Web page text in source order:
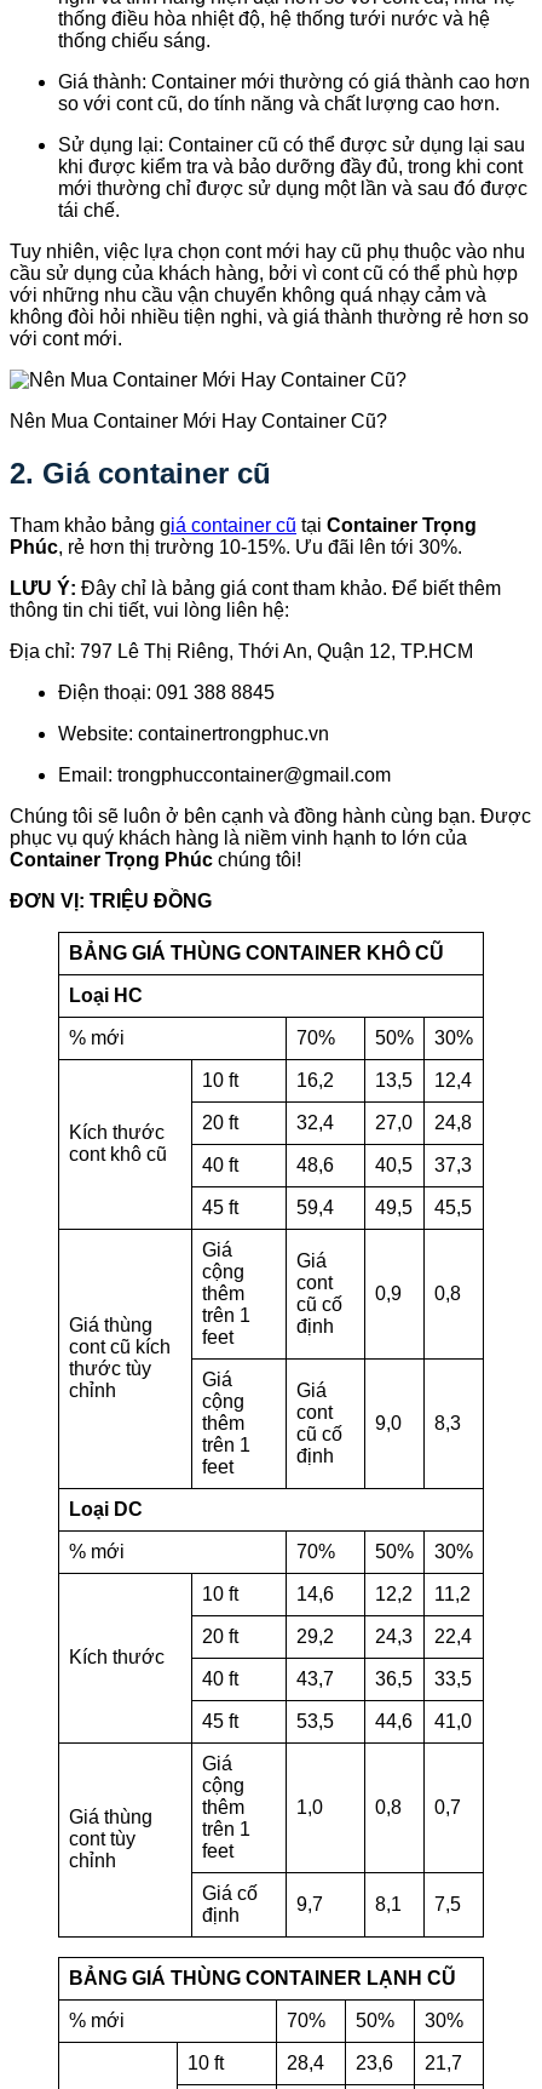
thống điều hòa nhiệt độ, hệ thống tưới nước và hệ
thống chiếu sáng.
Giá thành: Container mới thường có giá thành cao hơn
so với cont cũ, do tính năng và chất lượng cao hơn.
Sử dụng lại: Container cũ có thể được sử dụng lại sau
khi được kiểm tra và bảo dưỡng đầy đủ, trong khi cont
mới thường chỉ được sử dụng một lần và sau đó được
tái chế.
Tuy nhiên, việc lựa chọn cont mới hay cũ phụ thuộc vào nhu
cầu sử dụng của khách hàng, bởi vì cont cũ có thể phù hợp
với những nhu cầu vận chuyển không quá nhạy cảm và
không đòi hỏi nhiều tiện nghi, và giá thành thường rẻ hơn so
với cont mới.
Nên Mua Container Mới Hay Container Cũ?
2. Giá container cũ
Tham khảo bảng giá container cũ tại Container Trọng
Phúc, rẻ hơn thị trường 10-15%. Ưu đãi lên tới 30%.
LƯU Ý: Đây chỉ là bảng giá cont tham khảo. Để biết thêm
thông tin chi tiết, vui lòng liên hệ:
Địa chỉ: 797 Lê Thị Riêng, Thới An, Quận 12, TP.HCM
Điện thoại: 091 388 8845
Website: containertrongphuc.vn
Email: trongphuccontainer@gmail.com
Chúng tôi sẽ luôn ở bên cạnh và đồng hành cùng bạn. Được
phục vụ quý khách hàng là niềm vinh hạnh to lớn của
Container Trọng Phúc chúng tôi!
ĐƠN VỊ: TRIỆU ĐỒNG
BẢNG GIÁ THÙNG CONTAINER KHÔ CŨ
Loại HC
% mới 70% 50% 30%
Kích thước
cont khô cũ
10 ft 16,2 13,5 12,4
20 ft 32,4 27,0 24,8
40 ft 48,6 40,5 37,3
45 ft 59,4 49,5 45,5
Giá thùng
cont cũ kích
thước tùy
chỉnh
Giá
cộng
thêm
trên 1
feet
Giá
cont
cũ cố
định
0,9 0,8
Giá
cộng
thêm
trên 1
feet
Giá
cont
cũ cố
định
9,0 8,3
Loại DC
% mới 70% 50% 30%
Kích thước
10 ft 14,6 12,2 11,2
20 ft 29,2 24,3 22,4
40 ft 43,7 36,5 33,5
45 ft 53,5 44,6 41,0
Giá thùng
cont tùy
chỉnh
Giá
cộng
thêm
trên 1
feet
1,0 0,8 0,7
Giá cố
định
9,7 8,1 7,5
BẢNG GIÁ THÙNG CONTAINER LẠNH CŨ
% mới 70% 50% 30%
10 ft 28,4 23,6 21,7